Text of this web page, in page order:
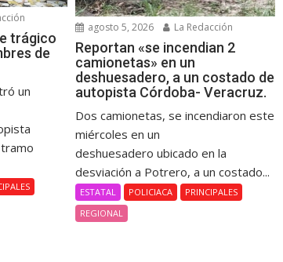
trágico
de
un
agosto 5, 2026 La Redacción
Reportan «se incendian 2
camionetas» en un
deshuesadero, a un costado de
autopista Córdoba- Veracruz.
Dos camionetas, se incendiaron este
miércoles en un
deshuesadero ubicado en la
desviación a Potrero, a un costado...
ESTATAL POLICIACA
PRINCIPALES
REGIONAL